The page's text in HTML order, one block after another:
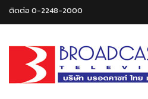
ติดต่อ 0-2248-2000